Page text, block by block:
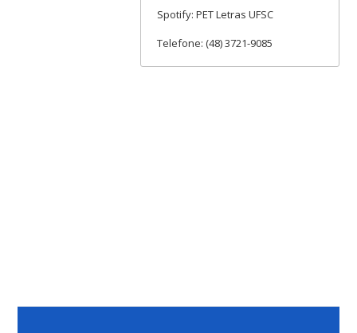
Spotify: PET Letras UFSC
Telefone: (48) 3721-9085